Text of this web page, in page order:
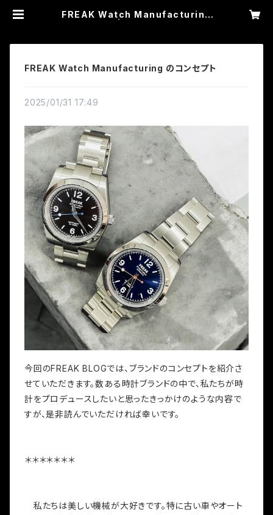
FREAK Watch Manufacturing
FREAK Watch Manufacturing のコンセプト
2025/01/31 17:49
今回のFREAK BLOGでは、ブランドのコンセプトを紹介さ
せていただきます。数ある時計ブランドの中で、私たちが時
計をプロデュースしたいと思ったきっかけのような内容で
すが、是非読んでいただければ幸いです。
＊＊＊＊＊＊＊
私たちは美しい機械が大好きです。特に古い車やオート